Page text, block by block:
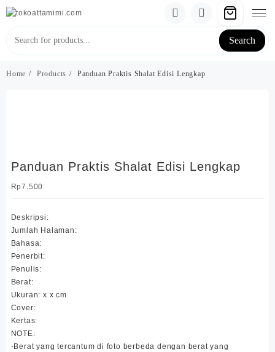
Skip
to
Search
Home Products Panduan Praktis Shalat Edisi Lengkap
Panduan Praktis Shalat Edisi Lengkap
Rp7.500
Deskripsi:
Jumlah Halaman:
Bahasa:
Penerbit:
Penulis:
Berat:
Ukuran: x x cm
Cover:
Kertas:
NOTE:
-Berat yang tercantum di foto berbeda dengan berat yang